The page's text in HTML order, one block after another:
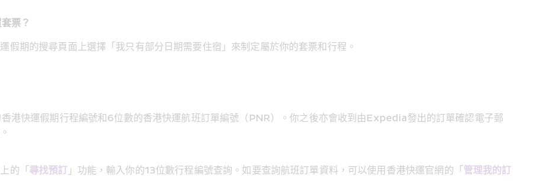
票？
假期的搜尋頁面上選擇「我只有部分日期需要住宿」來制定屬於你的套票和行程。
港快運假期行程編號和6位數的香港快運航班訂單編號（PNR）。你之後亦會收到由Expedia發出的訂單確認電子郵
的「 尋找預訂 」功能，輸入你的13位數行程編號查詢。如要查詢航班訂單資料，可以使用香港快運官網的「 管理我的訂